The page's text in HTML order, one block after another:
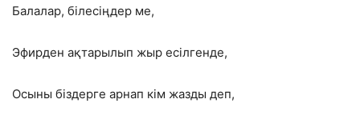
Балалар, білесіңдер ме,
Эфирден ақтарылып жыр есілгенде,
Осыны біздерге арнап кім жазды деп,